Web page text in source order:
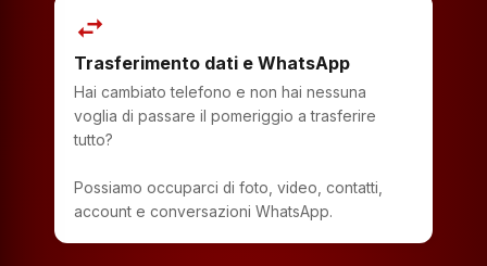
swap_horiz
Trasferimento dati e WhatsApp
Hai cambiato telefono e non hai nessuna
voglia di passare il pomeriggio a trasferire
tutto?
Possiamo occuparci di foto, video, contatti,
account e conversazioni WhatsApp.